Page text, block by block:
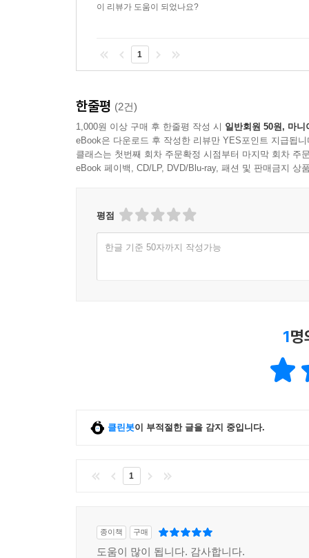
이 리뷰가 도움이 되었나요?
1
한줄평 (2건)
1,000원 이상 구매 후 한줄평 작성 시 일반회원 50원, 마니
eBook은 다운로드 후 작성한 리뷰만 YES포인트 지급됩니
클래스는 첫번째 회차 주문확정 시점부터 마지막 회차 주
eBook 페이백, CD/LP, DVD/Blu-ray, 패션 및 판매금지 상
평점
한글 기준 50자까지 작성가능
1명
클린봇이 부적절한 글을 감지 중입니다.
1
종이책 구매
도움이 많이 됩니다. 감사합니다.